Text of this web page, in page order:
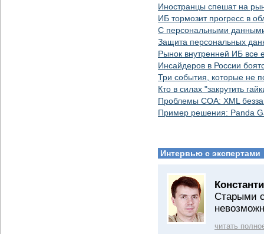
Иностранцы спешат на
ИБ тормозит прогресс в
С персональными
Защита персональных
Рынок внутренней ИБ все
Инсайдеров в России
Три события, которые не
Кто в силах "закрутить
Проблемы СОА: XML
Пример решения: Panda
Интервью с экспертами
Старыми
читать